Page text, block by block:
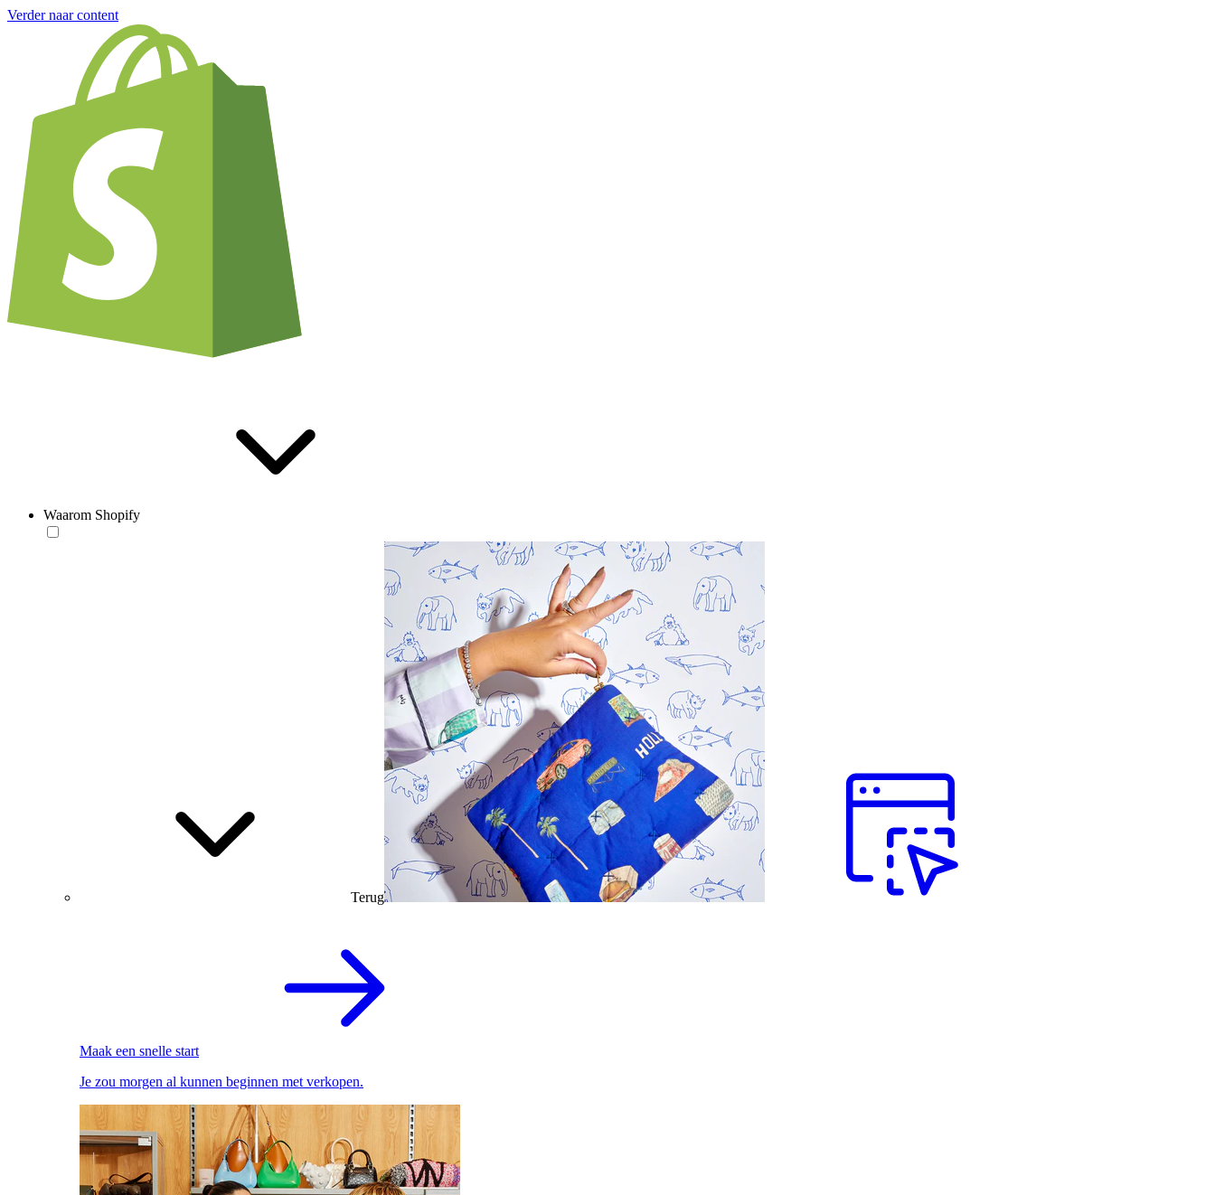
Verder naar content
Waarom Shopify
Terug
Maak een snelle start
Je zou morgen al kunnen beginnen met verkopen.